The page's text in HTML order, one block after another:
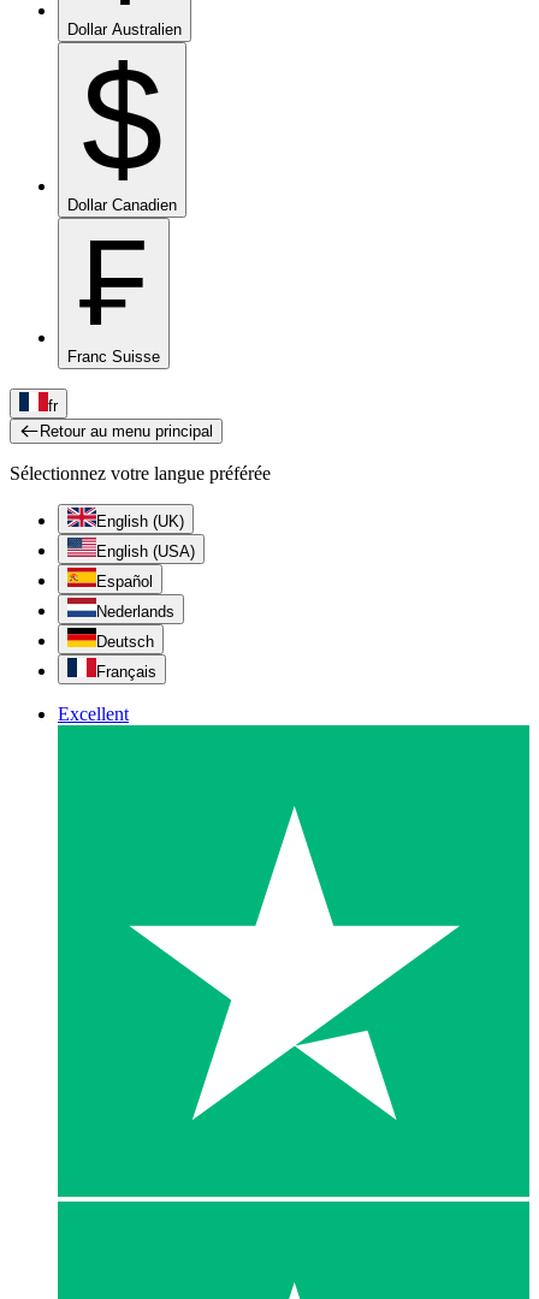
Dollar Australien
$
Dollar Canadien
₣
Franc Suisse
fr
Retour au menu principal
Sélectionnez votre langue préférée
English (UK)
English (USA)
Español
Nederlands
Deutsch
Français
Excellent